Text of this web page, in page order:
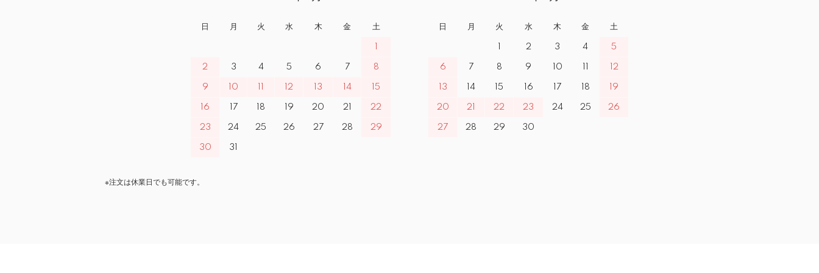
日 月 火 水 木 金 土
2 3 4 5 6 7 8
9 10 12 13 14 15
16 17 18 19 20 21 22
23 24 25 26 27 28 29
30 31
日 月 火 水 木 金 土
2 3 4 5
6 7 8 9 10 12
13 14 15 16 17 18 19
20 21 22 23 24 25 26
27 28 29 30
※注文は休業日でも可能です。